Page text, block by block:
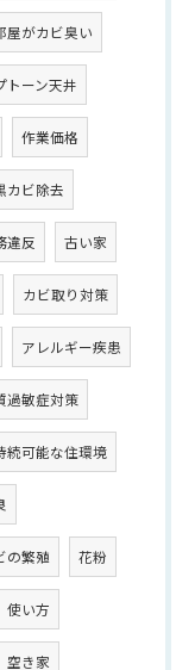
屋がカビ臭い
トーン天井
作業価格
カビ除去
違反 古い家
カビ取り対策
アレルギー疾患
過敏症対策
続可能な住環境
の繁殖 花粉
使い方
空き家